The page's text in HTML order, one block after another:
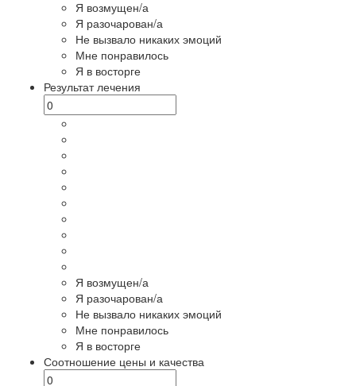
Я возмущен/а
Я разочарован/а
Не вызвало никаких эмоций
Мне понравилось
Я в восторге
Результат лечения
Я возмущен/а
Я разочарован/а
Не вызвало никаких эмоций
Мне понравилось
Я в восторге
Соотношение цены и качества